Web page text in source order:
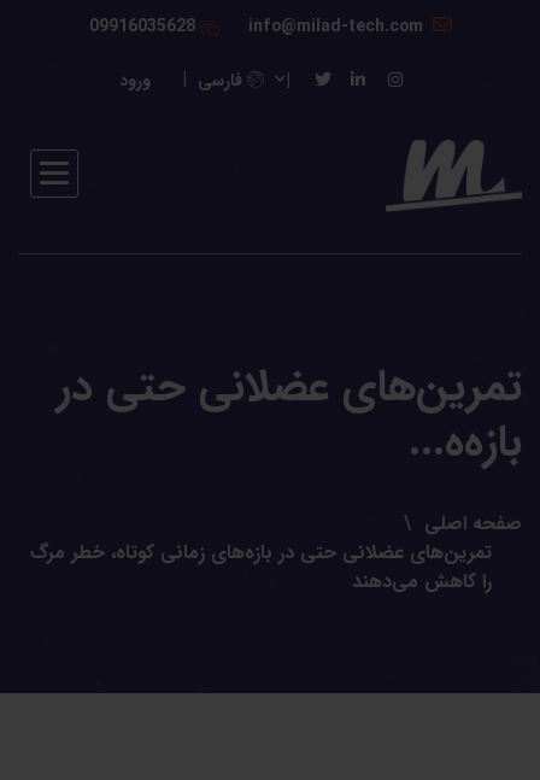
09916035628
فارسی ورود
تمرین‌های عضلانی حتی در
بازه‌ه...
صفحه اصلی
تمرین‌های عضلانی حتی در بازه‌های زمانی کوتاه، خطر مرگ
را کاهش می‌دهند